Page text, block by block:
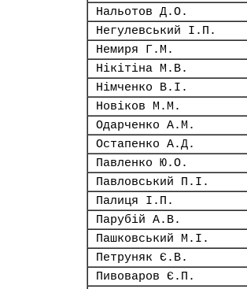
Нальотов Д.О.
Негулевський І.П.
Немиря Г.М.
Нікітіна М.В.
Німченко В.І.
Новіков М.М.
Одарченко А.М.
Остапенко А.Д.
Павленко Ю.О.
Павловський П.І.
Палиця І.П.
Парубій А.В.
Пашковський М.І.
Петруняк Є.В.
Пивоваров Є.П.